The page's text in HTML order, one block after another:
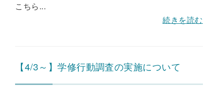
こちら...
続きを読む
【4/3～】学修行動調査の実施について